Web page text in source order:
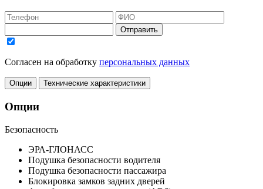
Отправить
Согласен на обработку персональных данных
Опции Технические характеристики
Опции
Безопасность
ЭРА-ГЛОНАСС
Подушка безопасности водителя
Подушка безопасности пассажира
Блокировка замков задних дверей